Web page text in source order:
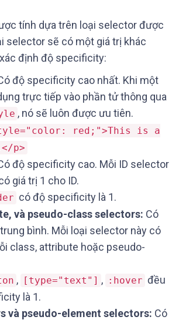
tính dựa trên loại selector được
selector sẽ có một giá trị khác
định độ specificity:
độ specificity cao nhất. Khi một
trực tiếp vào phần tử thông qua
, nó sẽ luôn được ưu tiên.
red;">This is a
p>
độ specificity cao. Mỗi ID selector
giá trị 1 cho ID.
có độ specificity là 1.
và pseudo-class selectors: Có
bình. Mỗi loại selector này có
class, attribute hoặc pseudo-
, [type="text"] , :hover đều
là 1.
và pseudo-element selectors: Có